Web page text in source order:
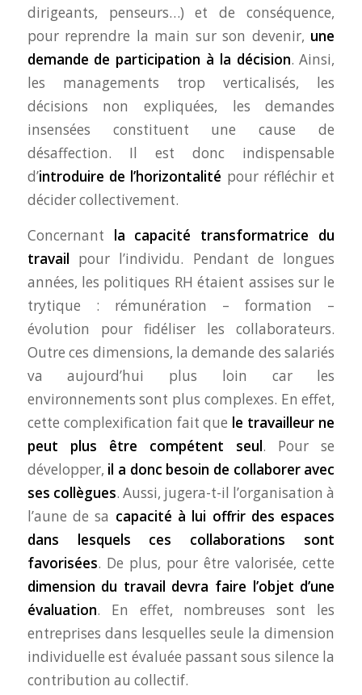
dirigeants, penseurs…) et de conséquence,
pour reprendre la main sur son devenir, une
demande de participation à la décision. Ainsi,
les managements trop verticalisés, les
décisions non expliquées, les demandes
insensées constituent une cause de
désaffection. Il est donc indispensable
d’introduire de l’horizontalité pour réfléchir et
décider collectivement.
Concernant la capacité transformatrice du
travail pour l’individu. Pendant de longues
années, les politiques RH étaient assises sur le
trytique : rémunération – formation –
évolution pour fidéliser les collaborateurs.
Outre ces dimensions, la demande des salariés
va aujourd’hui plus loin car les
environnements sont plus complexes. En effet,
cette complexification fait que le travailleur ne
peut plus être compétent seul. Pour se
développer, il a donc besoin de collaborer avec
ses collègues. Aussi, jugera-t-il l’organisation à
l’aune de sa capacité à lui offrir des espaces
dans lesquels ces collaborations sont
favorisées. De plus, pour être valorisée, cette
dimension du travail devra faire l’objet d’une
évaluation. En effet, nombreuses sont les
entreprises dans lesquelles seule la dimension
individuelle est évaluée passant sous silence la
contribution au collectif.